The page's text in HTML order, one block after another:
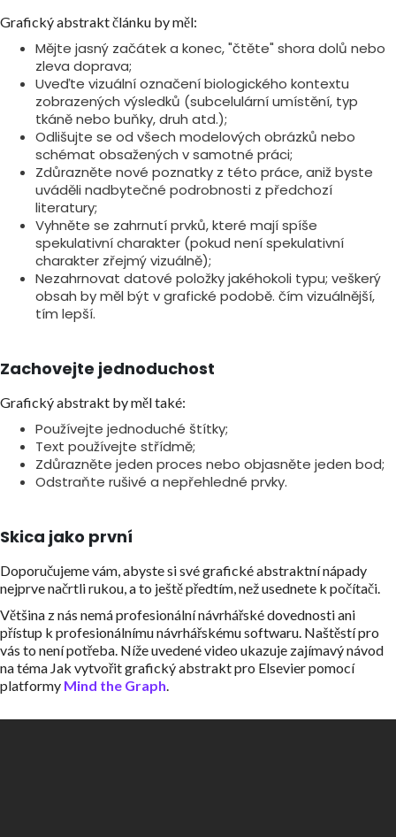
Grafický abstrakt článku by měl:
Mějte jasný začátek a konec, "čtěte" shora dolů nebo
zleva doprava;
Uveďte vizuální označení biologického kontextu
zobrazených výsledků (subcelulární umístění, typ
tkáně nebo buňky, druh atd.);
Odlišujte se od všech modelových obrázků nebo
schémat obsažených v samotné práci;
Zdůrazněte nové poznatky z této práce, aniž byste
uváděli nadbytečné podrobnosti z předchozí
literatury;
Vyhněte se zahrnutí prvků, které mají spíše
spekulativní charakter (pokud není spekulativní
charakter zřejmý vizuálně);
Nezahrnovat datové položky jakéhokoli typu; veškerý
obsah by měl být v grafické podobě. čím vizuálnější,
tím lepší.
Zachovejte jednoduchost
Grafický abstrakt by měl také:
Používejte jednoduché štítky;
Text používejte střídmě;
Zdůrazněte jeden proces nebo objasněte jeden bod;
Odstraňte rušivé a nepřehledné prvky.
Skica jako první
Doporučujeme vám, abyste si své grafické abstraktní nápady
nejprve načrtli rukou, a to ještě předtím, než usednete k počítači.
Většina z nás nemá profesionální návrhářské dovednosti ani
přístup k profesionálnímu návrhářskému softwaru. Naštěstí pro
vás to není potřeba. Níže uvedené video ukazuje zajímavý návod
na téma Jak vytvořit grafický abstrakt pro Elsevier pomocí
platformy Mind the Graph